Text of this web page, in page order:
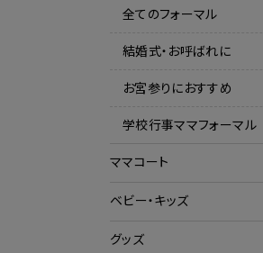
全てのフォーマル
結婚式・お呼ばれに
お宮参りにおすすめ
学校行事ママフォーマル
ママコート
ベビー・キッズ
グッズ